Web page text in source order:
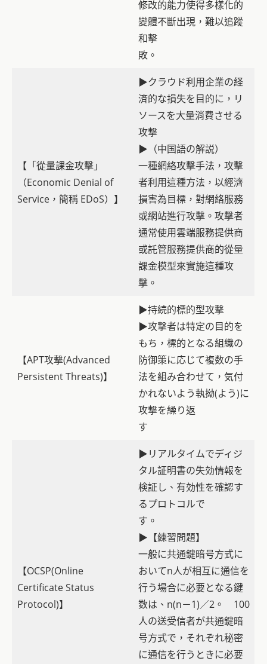
修改的能力使得多樣化的
變體不斷出現，難以追蹤
和擊
敗。
【「從量課金攻擊」
（Economic Denial of
Service，簡稱 EDoS）】
▶クラウド利用企業の経
済的な損失を目的に，リ
ソースを大量消費させる
攻撃
▶（中国語の解説）
一種網絡攻擊手法，攻擊
者利用這種方法，以經濟
損害為目標，對網絡服務
或網站進行攻擊。攻擊者
通常使用雲端服務提供商
或託管服務提供商的從量
課金模型來實施這種攻
擊。
【APT攻撃(Advanced
Persistent Threats)】
▶持続的標的型攻撃
▶攻撃者は特定の目的を
もち，標的となる組織の
防御策に応じて複数の手
法を組み合わせて，気付
かれないよう執拗(よう)に
攻撃を繰り返
す
【OCSP(Online
Certificate Status
Protocol)】
▶リアルタイムでディジ
タル証明書の失効情報を
検証し、有効性を確認す
るプロトコルで
す。
▶【練習問題】
一般に共通鍵暗号方式に
おいてn人が相互に通信を
行う場合に必要となる鍵
数は、n(n－1)／2。 100
人の送受信者が共通鍵暗
号方式で，それぞれ秘密
に通信を行うときに必要